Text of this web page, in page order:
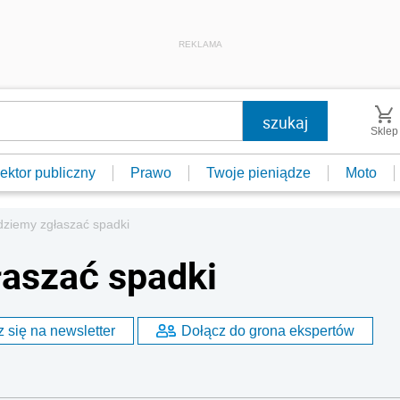
REKLAMA
Sklep
publiczny Prawo Twoje pieniądze Moto
zgłaszać spadki
spadki
się na newsletter Dołącz do grona ekspertów